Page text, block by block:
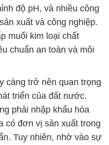
độ pH, và nhiều công
xuất và công nghiệp.
muối kim loại chất
chuẩn an toàn và môi
càng trở nên quan trọng
triển của đất nước.
phải nhập khẩu hóa
có đơn vị sản xuất trong
Tuy nhiên, nhờ vào sự